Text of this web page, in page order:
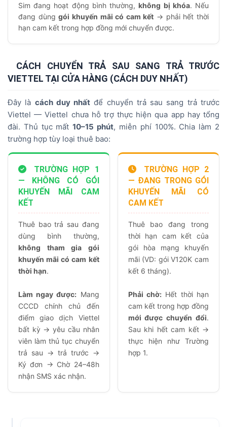
Sim đang hoạt động bình thường,không bị khóa. Nếu
đang dùnggói khuyến mãi có cam kết → phải hết thời
hạn cam kết trong hợp đồng mới chuyển được.
CÁCH CHUYỂN TRẢ SAU SANG TRẢ TRƯỚC
VIETTEL TẠI CỬA HÀNG (CÁCH DUY NHẤT)
Đây là cách duy nhất để chuyển trả sau sang trả trước
Viettel — Viettel chưa hỗ trợ thực hiện qua app hay tổng
đài. Thủ tục mất10–15 phút, miễn phí 100%. Chia làm 2
trường hợp tùy loại thuê bao:
TRƯỜNG HỢP 1
— KHÔNG CÓ GÓI
KHUYẾN MÃI CAM
KẾT
Thuê bao trả sau đang
dùng bình thường,
không tham gia gói
khuyến mãi có cam kết
thời hạn.
Làm ngay được: Mang
CCCD chính chủ đến
điểm giao dịch Viettel
bất kỳ → yêu cầu nhân
viên làm thủ tục chuyển
trả sau → trả trước →
Ký đơn → Chờ 24–48h
nhận SMS xác nhận.
TRƯỜNG HỢP 2
— ĐANG TRONG GÓI
KHUYẾN MÃI CÓ
CAM KẾT
Thuê bao đang trong
thời hạn cam kết của
gói hòa mạng khuyến
mãi (VD: gói V120K cam
kết 6 tháng).
Phải chờ:Hết thời hạn
cam kết trong hợp đồng
mới được chuyển đổi.
Sau khi hết cam kết →
thực hiện như Trường
hợp 1.